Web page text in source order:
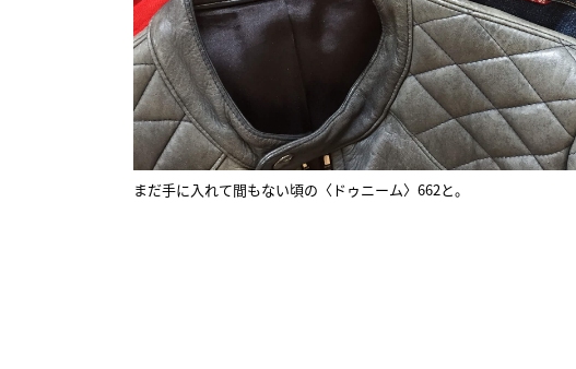
まだ手に入れて間もない頃の〈ドゥニーム〉662と。